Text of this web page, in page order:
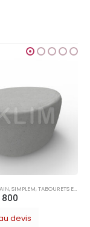
CHAISES
BANCS ,MOBILIER
Ajouter au